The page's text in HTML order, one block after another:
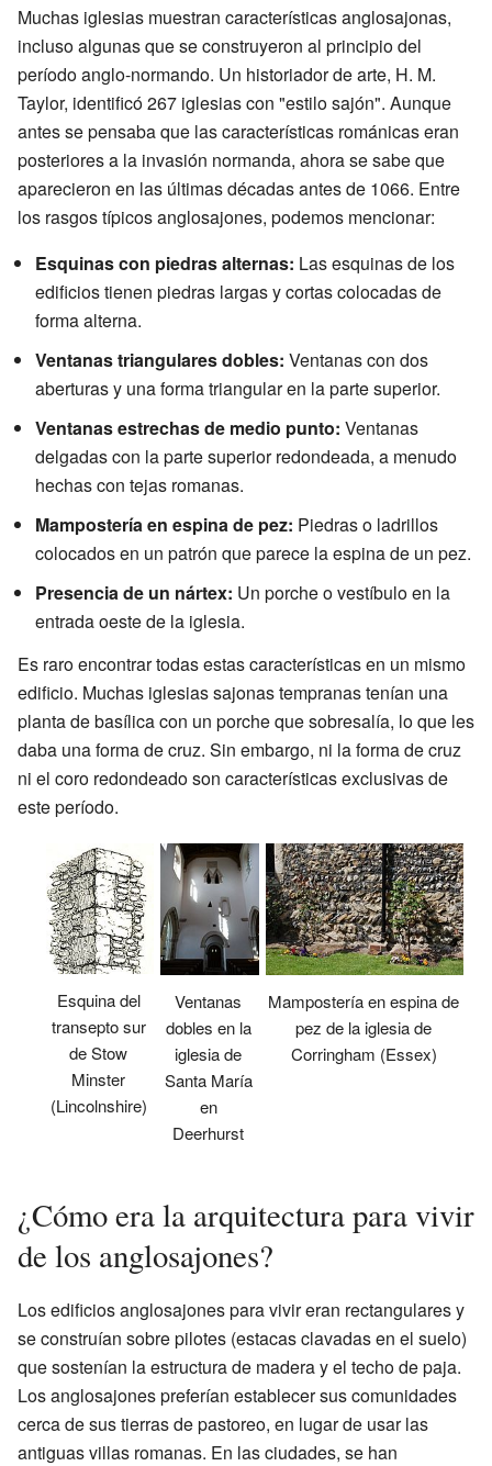
Muchas iglesias muestran características anglosajonas,
incluso algunas que se construyeron al principio del
período anglo-normando. Un historiador de arte, H. M.
Taylor, identificó 267 iglesias con "estilo sajón". Aunque
antes se pensaba que las características románicas eran
posteriores a la invasión normanda, ahora se sabe que
aparecieron en las últimas décadas antes de 1066. Entre
los rasgos típicos anglosajones, podemos mencionar:
Esquinas con piedras alternas: Las esquinas de los
edificios tienen piedras largas y cortas colocadas de
forma alterna.
Ventanas triangulares dobles: Ventanas con dos
aberturas y una forma triangular en la parte superior.
Ventanas estrechas de medio punto: Ventanas
delgadas con la parte superior redondeada, a menudo
hechas con tejas romanas.
Mampostería en espina de pez: Piedras o ladrillos
colocados en un patrón que parece la espina de un pez.
Presencia de un nártex: Un porche o vestíbulo en la
entrada oeste de la iglesia.
Es raro encontrar todas estas características en un mismo
edificio. Muchas iglesias sajonas tempranas tenían una
planta de basílica con un porche que sobresalía, lo que les
daba una forma de cruz. Sin embargo, ni la forma de cruz
ni el coro redondeado son características exclusivas de
este período.
Esquina del
transepto sur
de Stow
Minster
(Lincolnshire)
Ventanas
dobles en la
iglesia de
Santa María
en
Deerhurst
Mampostería en espina de
pez de la iglesia de
Corringham (Essex)
¿Cómo era la arquitectura para vivir
de los anglosajones?
Los edificios anglosajones para vivir eran rectangulares y
se construían sobre pilotes (estacas clavadas en el suelo)
que sostenían la estructura de madera y el techo de paja.
Los anglosajones preferían establecer sus comunidades
cerca de sus tierras de pastoreo, en lugar de usar las
antiguas villas romanas. En las ciudades, se han